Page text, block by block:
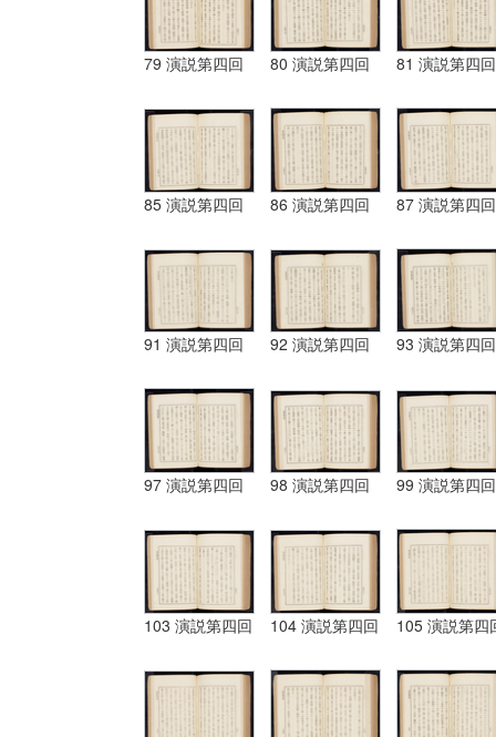
79 演説第四回 80 演説第四回 81 演説第四回
85 演説第四回 86 演説第四回 87 演説第四回
91 演説第四回 92 演説第四回 93 演説第四回
97 演説第四回 98 演説第四回 99 演説第四回
103 演説第四回 104 演説第四回 105 演説第四